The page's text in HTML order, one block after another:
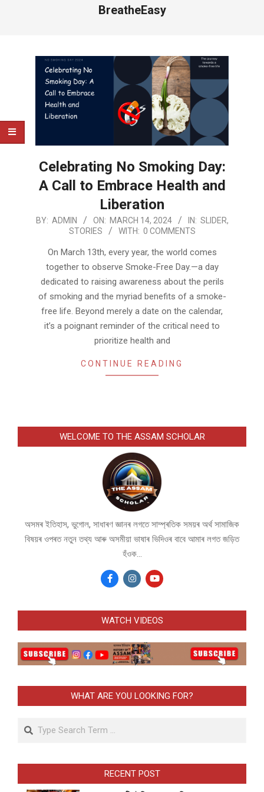
BreatheEasy
Celebrating No Smoking Day:
A Call to Embrace Health and
Liberation
2024-
BY: ADMIN ON: MARCH 14, 2024 IN: SLIDER,
STORIES
WITH: 0 COMMENTS
On March 13th, every year, the world comes
together to observe Smoke-Free Day.—a day
dedicated to raising awareness about the perils
of smoking and the myriad benefits of a smoke-
free life. Beyond merely a date on the calendar,
it’s a poignant reminder of the critical need to
prioritize health and
CONTINUE READING
WELCOME TO THE ASSAM SCHOLAR
অসমৰ ইতিহাস, ভুগোল, সাধাৰণ জ্ঞানৰ লগতে সাম্প্ৰতিক সময়ৰ অৰ্থ সামাজিক
বিষয়ৰ ওপৰত নতুন তথ্য আৰু অসমীয়া ভাষাৰ ভিদিওৰ বাবে আমাৰ লগত জড়িত
হঁওক...
WATCH VIDEOS
WHAT ARE YOU LOOKING FOR?
Search
RECENT POST